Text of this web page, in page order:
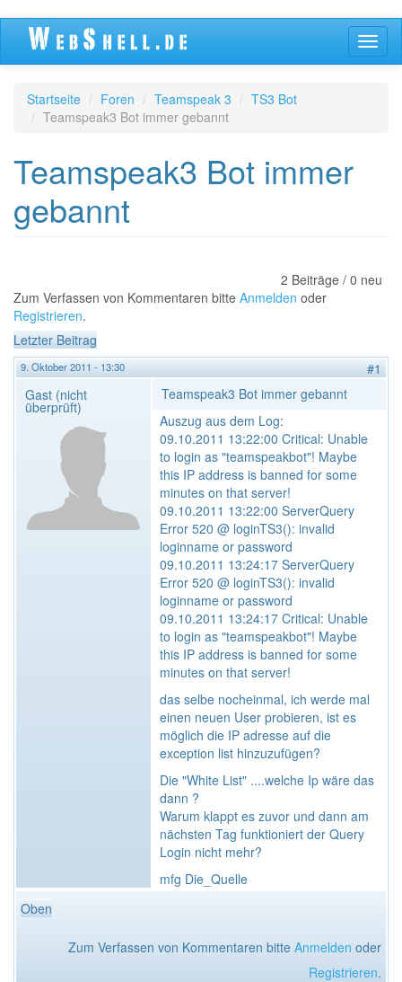
Direkt
Inhalt
Startseite Foren Teamspeak 3
TS3 Bot
Teamspeak3 Bot immer gebannt
Teamspeak3 Bot immer
gebannt
2 Beiträge / 0 neu
Zum Verfassen von Kommentaren bitte Anmelden oder
Registrieren.
Letzter Beitrag
9. Oktober 2011 - 13:30
#1
Gast (nicht
überprüft)
Teamspeak3 Bot immer gebannt
Auszug aus dem Log:
09.10.2011 13:22:00 Critical: Unable
to login as "teamspeakbot"! Maybe
this IP address is banned for some
minutes on that server!
09.10.2011 13:22:00 ServerQuery
Error 520 @ loginTS3(): invalid
loginname or password
09.10.2011 13:24:17 ServerQuery
Error 520 @ loginTS3(): invalid
loginname or password
09.10.2011 13:24:17 Critical: Unable
to login as "teamspeakbot"! Maybe
this IP address is banned for some
minutes on that server!
das selbe nocheinmal, ich werde mal
einen neuen User probieren, ist es
möglich die IP adresse auf die
exception list hinzuzufügen?
Die "White List" ....welche Ip wäre das
dann ?
Warum klappt es zuvor und dann am
nächsten Tag funktioniert der Query
Login nicht mehr?
mfg Die_Quelle
Oben
Zum Verfassen von Kommentaren bitte Anmelden oder
Registrieren.